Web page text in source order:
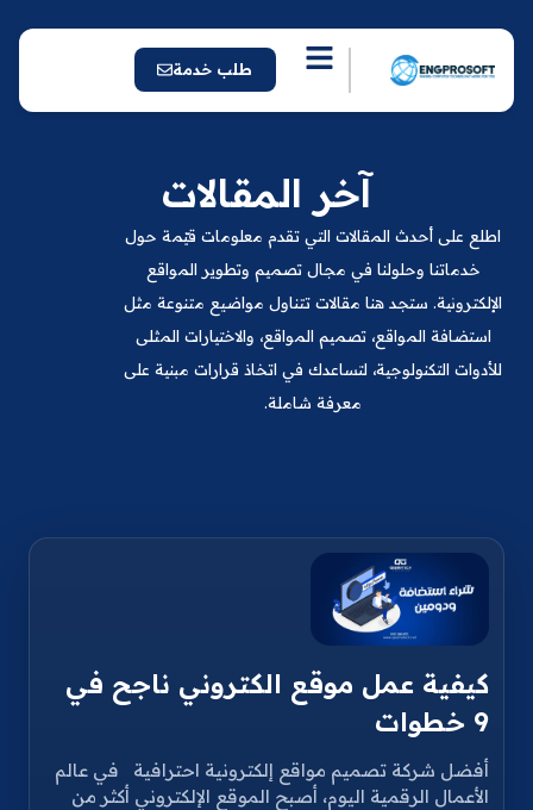
إلى
المحتوى
طلب خدمة
آخر المقالات
اطلع على أحدث المقالات التي تقدم معلومات قيّمة حول
خدماتنا وحلولنا في مجال تصميم وتطوير المواقع
الإلكترونية. ستجد هنا مقالات تتناول مواضيع متنوعة مثل
استضافة المواقع، تصميم المواقع، والاختيارات المثلى
للأدوات التكنولوجية، لتساعدك في اتخاذ قرارات مبنية على
معرفة شاملة.
كيفية عمل موقع الكتروني ناجح في
9 خطوات
أفضل شركة تصميم مواقع إلكترونية احترافية في عالم
الأعمال الرقمية اليوم، أصبح الموقع الإلكتروني أكثر من